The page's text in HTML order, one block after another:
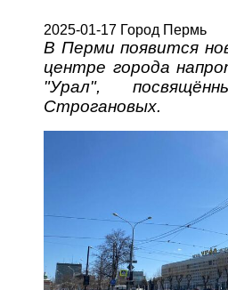
2025-01-17 Город Пермь
В Перми появится
центре города
"Урал",
Строгановых.